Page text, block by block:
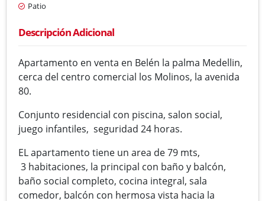
Patio
Descripción Adicional
Apartamento en venta en Belén la palma Medellin,
cerca del centro comercial los Molinos, la avenida
80.
Conjunto residencial con piscina, salon social,
juego infantiles, seguridad 24 horas.
EL apartamento tiene un area de 79 mts,
3 habitaciones, la principal con baño y balcón,
baño social completo, cocina integral, sala
comedor, balcón con hermosa vista hacia la